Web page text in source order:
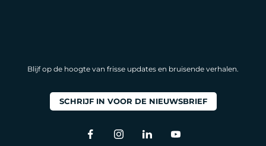
Blijf op de hoogte van frisse updates en bruisende verhalen.
SCHRIJF IN VOOR DE NIEUWSBRIEF